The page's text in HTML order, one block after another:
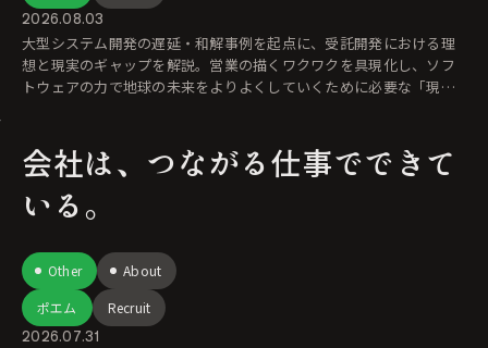
2026.08.03
大型システム開発の遅延・和解事例を起点に、受託開発における理
想と現実のギャップを解説。営業の描くワクワクを具現化し、ソフ
トウェアの力で地球の未来をよりよくしていくために必要な「現場
会社は、つながる仕事でできて
いる。
Other
About
ポエム
Recruit
2026.07.31